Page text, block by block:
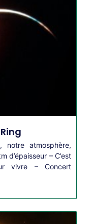
notre atmosphère,
d’épaisseur – C’est
vivre – Concert